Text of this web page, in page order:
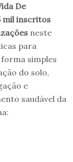
De
mil inscritos
neste
para
simples
do solo,
e
saudável da